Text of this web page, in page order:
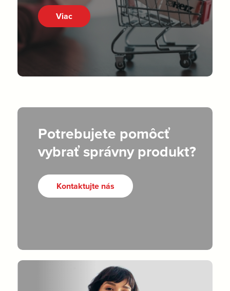
Viac
Potrebujete pomôcť
vybrať správny produkt?
Kontaktujte nás